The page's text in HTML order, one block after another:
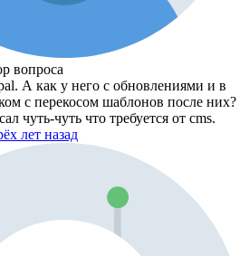
вопроса
А как у него с обновлениями и в
с перекосом шаблонов после них?
чуть-чуть что требуется от cms.
лет назад